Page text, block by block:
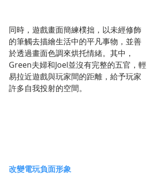
同時，遊戲畫面簡練樸拙，以未經修飾
的筆觸去描繪生活中的平凡事物，並善
於透過畫面色調來烘托情緒。其中，
Green夫婦和Joel並沒有完整的五官，輕
易拉近遊戲與玩家間的距離，給予玩家
許多自我投射的空間。
改變電玩負面形象